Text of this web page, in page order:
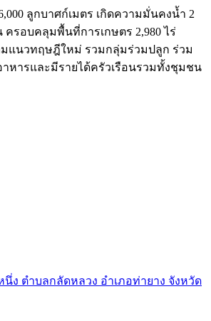
ลูกบาศก์เมตร เกิดความมั่นคงน้ำ 2
ครอบคลุมพื้นที่การเกษตร 2,980 ไร่
แนวทฤษฎีใหม่ รวมกลุ่มร่วมปลูก ร่วม
หารและมีรายได้ครัวเรือนรวมทั้งชุมชน
ง ตำบลกลัดหลวง อำเภอท่ายาง จังหวัด